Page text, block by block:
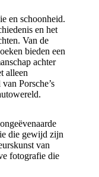
en schoonheid.
en het
Van de
bieden een
achter
alleen
Porsche’s
die gewijd zijn
van
fotografie die